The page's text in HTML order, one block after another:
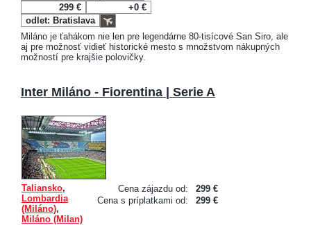
299 €
+0 €
odlet: Bratislava
Miláno je ťahákom nie len pre legendárne 80-tisícové San Siro, ale
aj pre možnosť vidieť historické mesto s množstvom nákupných
možností pre krajšie polovičky.
Inter Miláno - Fiorentina | Serie A
Cena zájazdu od:
299 €
Cena s príplatkami od:
299 €
Taliansko,
Lombardia
(Miláno),
Miláno (Milan)